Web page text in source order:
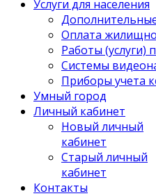
Услуги для населения
Дополнительные
Оплата
Работы
Системы
Приборы учета
Умный город
Личный кабинет
Новый личный
кабинет
Старый личный
кабинет
Контакты